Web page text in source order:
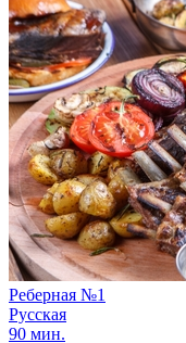
Реберная №1
Русская
90 мин.